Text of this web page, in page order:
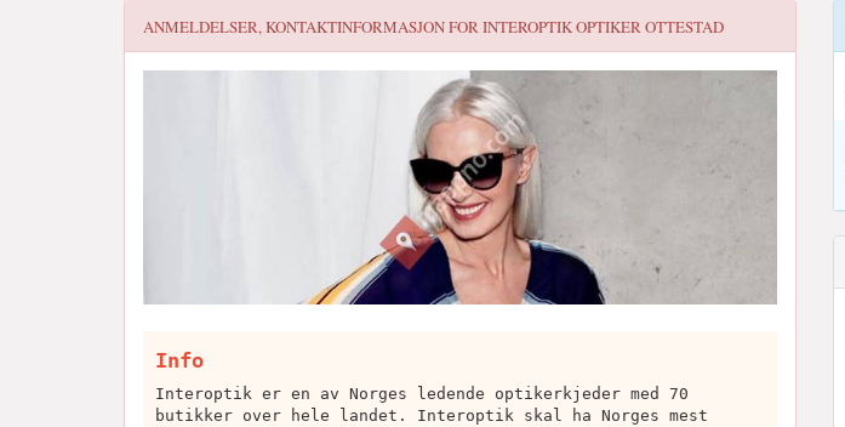
ANMELDELSER, KONTAKTINFORMASJON FORINTEROPTIK OPTIKER OTTESTAD
Info
Interoptik er en av Norges ledende optikerkjeder med 70
butikker over hele landet. Interoptik skal ha Norges mest